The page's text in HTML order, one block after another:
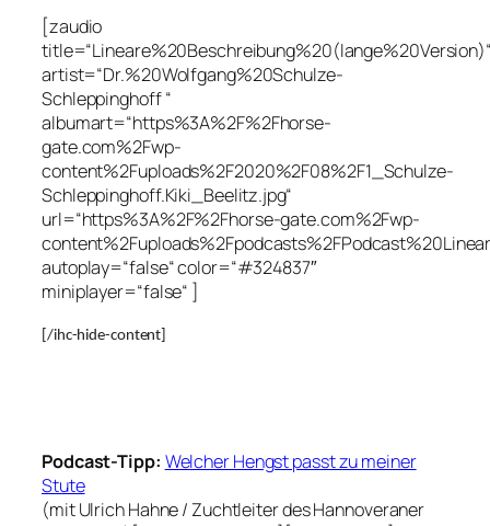
[zaudio
artist=“Dr.%20Wolfgang%20Schulze-
Schleppinghoff “
albumart=“https%3A%2F%2Fhorse-
gate.com%2Fwp-
content%2Fuploads%2F2020%2F08%2F1_Schulze-
Schleppinghoff.Kiki_Beelitz.jpg“
url=“https%3A%2F%2Fhorse-gate.com%2Fwp-
autoplay=“false“ color=“#324837″
miniplayer=“false“ ]
[/ihc-hide-content]
Podcast-Tipp: Welcher Hengst passt zu meiner
Stute
(mit Ulrich Hahne / Zuchtleiter des Hannoveraner